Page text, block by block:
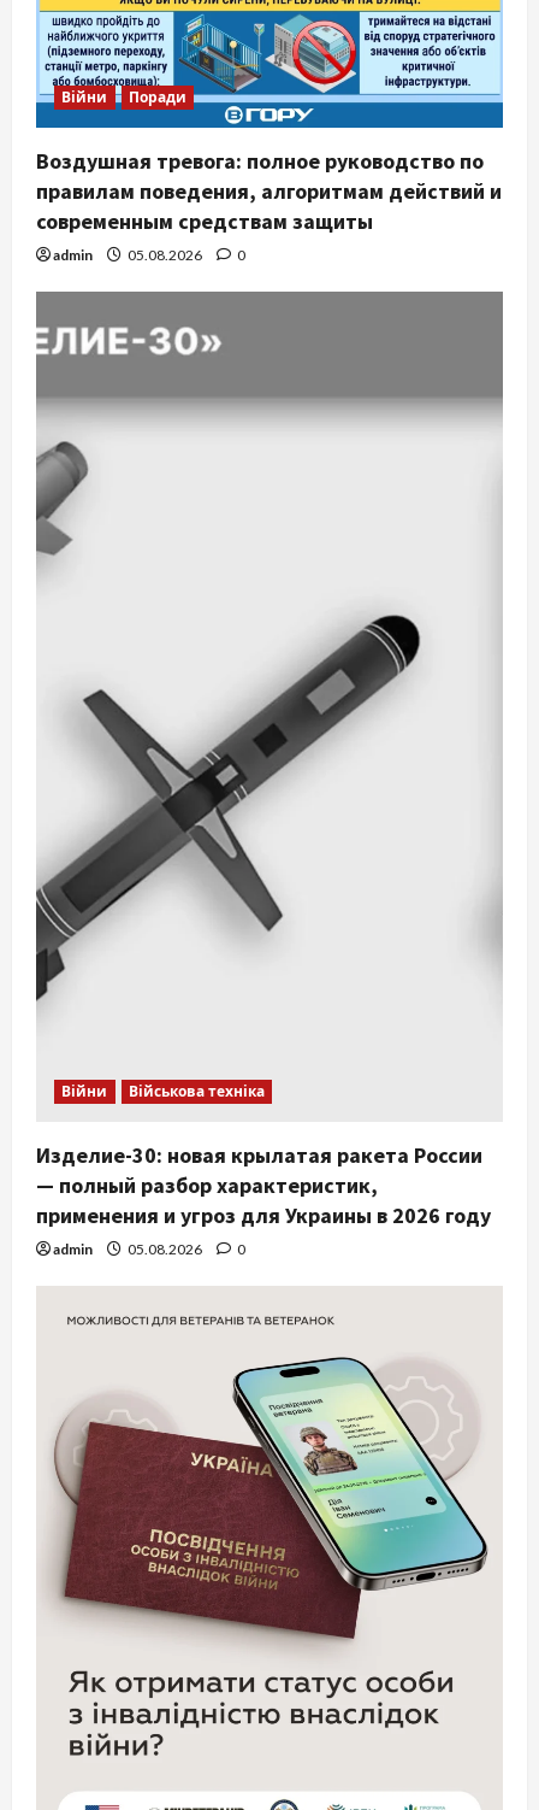
Війни Поради
Воздушная тревога: полное руководство по
правилам поведения, алгоритмам действий и
современным средствам защиты
admin 05.08.2026 0
Війни Військова техніка
Изделие-30: новая крылатая ракета России
— полный разбор характеристик,
применения и угроз для Украины в 2026 году
admin 05.08.2026 0